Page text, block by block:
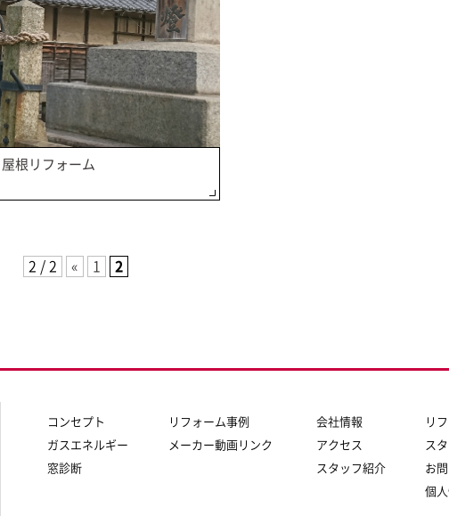
根リフォーム
2 / 2 « 1 2
コンセプト
ガスエネルギー
窓診断
リフォーム事例
メーカー動画リンク
会社情報
アクセス
スタッフ紹介
リ
ス
お
個